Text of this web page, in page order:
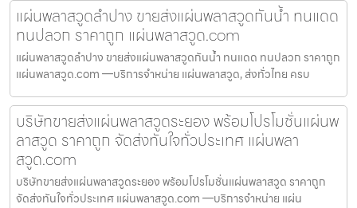
แผ่นพลาสวูดลำปาง ขายส่งแผ่นพลาสวูดกันน้ำ ทนแดด
ทนปลวก ราคาถูก แผ่นพลาสวูด.com
แผ่นพลาสวูดลำปาง ขายส่งแผ่นพลาสวูดกันน้ำ ทนแดด ทนปลวก ราคาถูก
แผ่นพลาสวูด.com —บริการจำหน่าย แผ่นพลาสวูด, ส่งทั่วไทย ครบ
บริษัทขายส่งแผ่นพลาสวูดระยอง พร้อมโปรโมชั่นแผ่นพ
ลาสวูด ราคาถูก จัดส่งทันใจทั่วประเทศ แผ่นพลา
สวูด.com
บริษัทขายส่งแผ่นพลาสวูดระยอง พร้อมโปรโมชั่นแผ่นพลาสวูด ราคาถูก
จัดส่งทันใจทั่วประเทศ แผ่นพลาสวูด.com —บริการจำหน่าย แผ่น